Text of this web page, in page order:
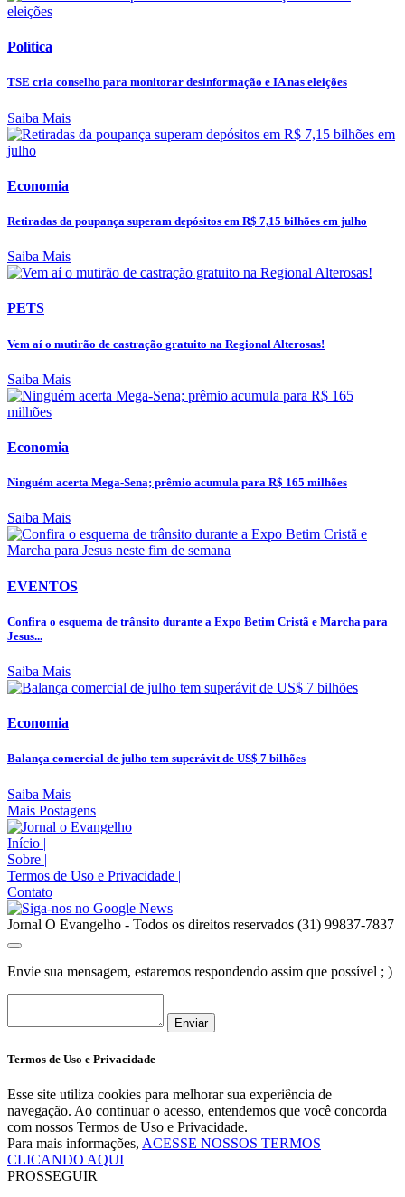
Política
TSE cria conselho para monitorar desinformação e IA nas eleições
Saiba Mais
Economia
Retiradas da poupança superam depósitos em R$ 7,15 bilhões em julho
Saiba Mais
PETS
Vem aí o mutirão de castração gratuito na Regional Alterosas!
Saiba Mais
Economia
Ninguém acerta Mega-Sena; prêmio acumula para R$ 165 milhões
Saiba Mais
EVENTOS
Confira o esquema de trânsito durante a Expo Betim Cristã e Marcha para
Jesus...
Saiba Mais
Economia
Balança comercial de julho tem superávit de US$ 7 bilhões
Saiba Mais
Mais Postagens
Início |
Sobre |
Termos de Uso e Privacidade |
Contato
Jornal O Evangelho - Todos os direitos reservados (31) 99837-7837
Envie sua mensagem, estaremos respondendo assim que possível ; )
Enviar
Termos de Uso e Privacidade
Esse site utiliza cookies para melhorar sua experiência de
navegação. Ao continuar o acesso, entendemos que você concorda
com nossos Termos de Uso e Privacidade.
Para mais informações, ACESSE NOSSOS TERMOS
CLICANDO AQUI
PROSSEGUIR